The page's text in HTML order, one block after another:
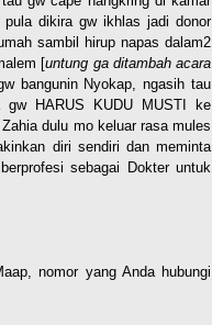
dikira gw ikhlas jadi donor
sambil hirup napas dalam2
[untung ga ditambah acara
bangunin Nyokap, ngasih tau
gw HARUS KUDU MUSTI ke
dulu mo keluar rasa mules
diri sendiri dan meminta
sebagai Dokter untuk
nomor yang Anda hubungi